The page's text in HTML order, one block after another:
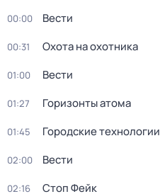
00:00 Вести
00:31 Охота на охотника
01:00 Вести
01:27 Горизонты атома
01:45 Городские технологии
02:00 Вести
02:16 Стоп Фейк